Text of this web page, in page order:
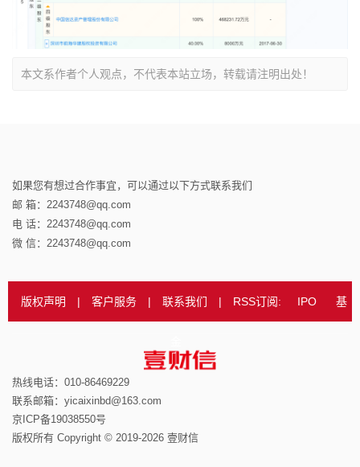
本文系作者个人观点，不代表本站立场，转载请注明出处！
如果您有想过合作事宜，可以通过以下方式联系我们
邮 箱：2243748@qq.com
电 话：2243748@qq.com
微 信：2243748@qq.com
版权声明 | 客户服务 | 联系我们 | RSS订阅: IPO 基
热线电话：010-86469229
联系邮箱：yicaixinbd@163.com
京ICP备19038550号
版权所有 Copyright © 2019-2026 壹财信